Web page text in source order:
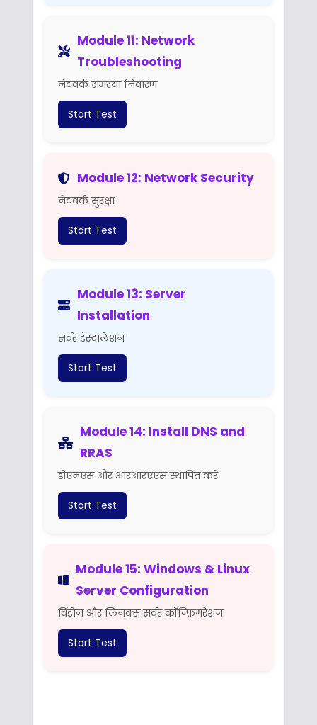
Module 11: Network
Troubleshooting
नेटवर्क समस्या निवारण
Start Test
Module 12: Network Security
नेटवर्क सुरक्षा
Start Test
Module 13: Server
Installation
सर्वर इंस्टालेशन
Start Test
Module 14: Install DNS and
RRAS
डीएनएस और आरआरएएस स्थापित करें
Start Test
Module 15: Windows & Linux
Server Configuration
विंडोज़ और लिनक्स सर्वर कॉन्फ़िगरेशन
Start Test